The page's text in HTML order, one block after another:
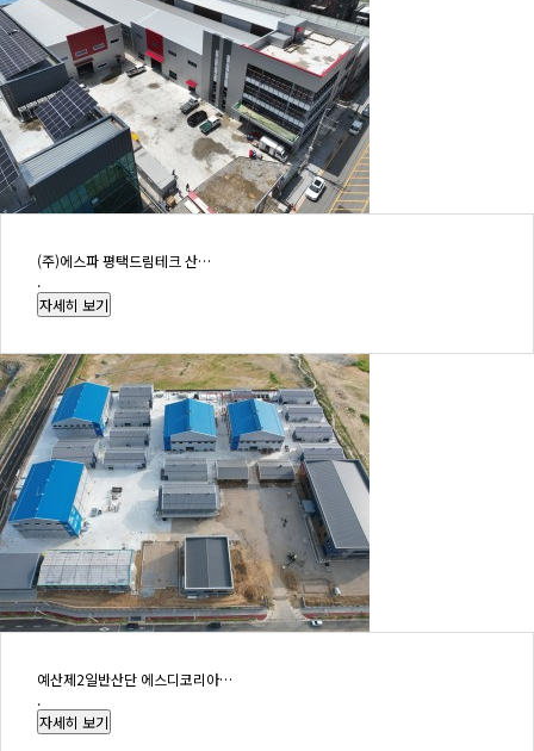
(주)에스파 평택드림테크 산…
.
예산제2일반산단 에스디코리아…
.